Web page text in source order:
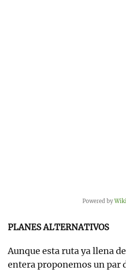
Powered by
PLANES ALTERNATIVOS
Aunque esta ruta ya llena
entera proponemos un par